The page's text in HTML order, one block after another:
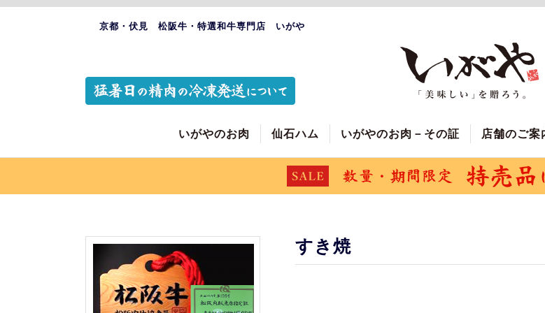
京都・伏見 松阪牛・特選和牛専門店 いがや
いがやのお肉 仙石ハム いがやのお肉－その証 店舗のご案
すき焼